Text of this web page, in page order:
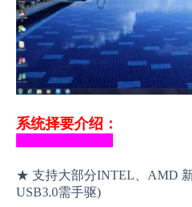
系统择要介绍：
★ 支持大部分INTEL、AMD
USB3.0需手驱)